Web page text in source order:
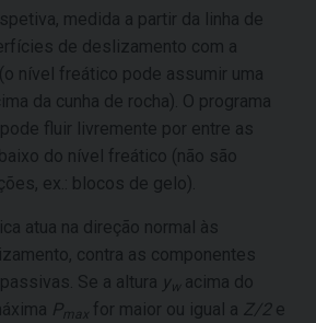
medida a partir da linha de
de deslizamento com a
nível freático pode assumir uma
da cunha de rocha). O programa
fluir livremente por entre as
do nível freático (não são
ex.: blocos de gelo).
atua na direção normal às
contra as componentes
Se a altura yw acima do
Pmax for maior ou igual a Z/2e